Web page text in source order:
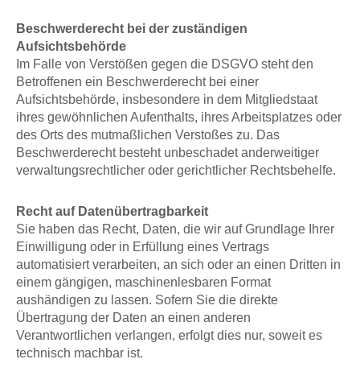
Beschwerderecht bei der zuständigen
Aufsichtsbehörde
Im Falle von Verstößen gegen die DSGVO steht den
Betroffenen ein Beschwerderecht bei einer
Aufsichtsbehörde, insbesondere in dem Mitgliedstaat
ihres gewöhnlichen Aufenthalts, ihres Arbeitsplatzes oder
des Orts des mutmaßlichen Verstoßes zu. Das
Beschwerderecht besteht unbeschadet anderweitiger
verwaltungsrechtlicher oder gerichtlicher Rechtsbehelfe.
Recht auf Datenübertragbarkeit
Sie haben das Recht, Daten, die wir auf Grundlage Ihrer
Einwilligung oder in Erfüllung eines Vertrags
automatisiert verarbeiten, an sich oder an einen Dritten in
einem gängigen, maschinenlesbaren Format
aushändigen zu lassen. Sofern Sie die direkte
Übertragung der Daten an einen anderen
Verantwortlichen verlangen, erfolgt dies nur, soweit es
technisch machbar ist.